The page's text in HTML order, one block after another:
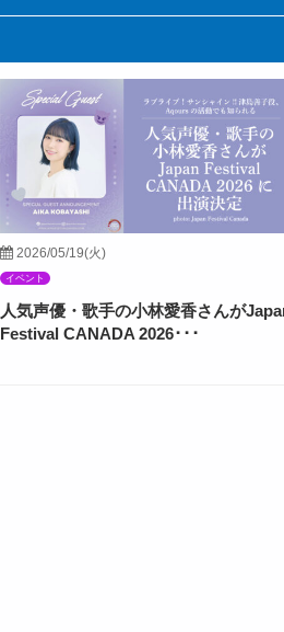
2026/05/19(火)
イベント
人気声優・歌手の小林愛香さんが
Festival CANADA 2026･･･